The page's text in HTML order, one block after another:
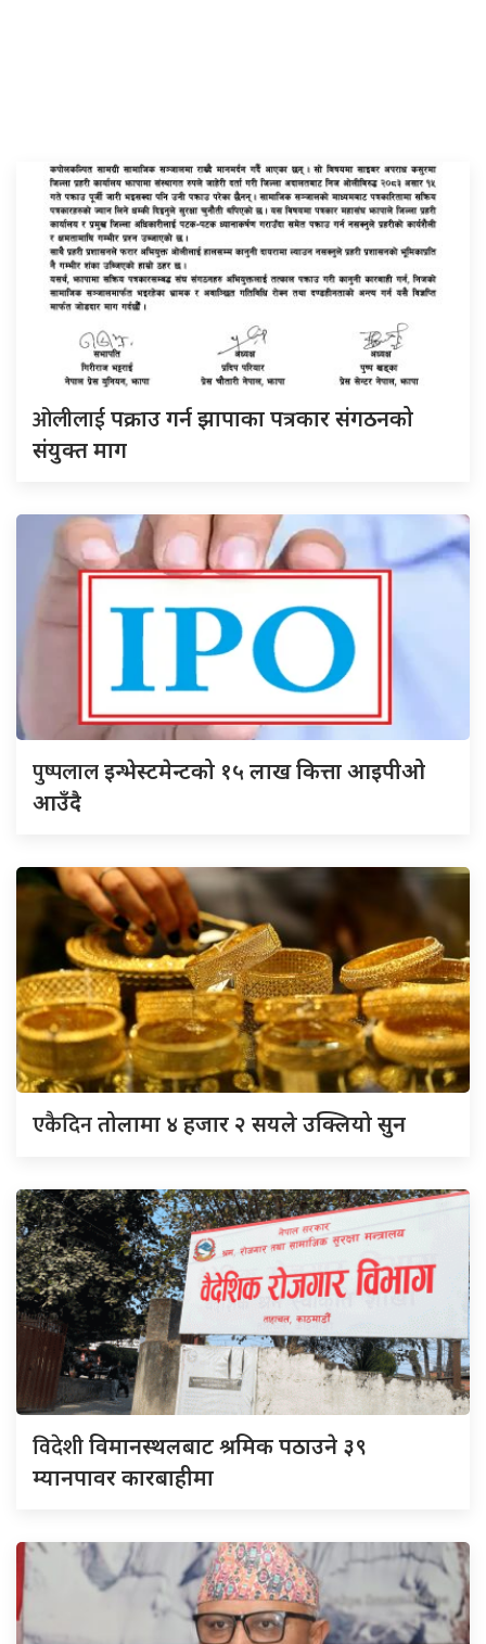
ओलीलाईपक्राउ गर्न झापाका पत्रकार संगठनको
संयुक्त माग
पुष्पलालइन्भेस्टमेन्टको १५ लाख कित्ता आइपीओ
आउँदै
एकैदिनतोलामा ४ हजार २ सयले उक्लियो सुन
विदेशीविमानस्थलबाट श्रमिक पठाउने ३९
म्यानपावर कारबाहीमा